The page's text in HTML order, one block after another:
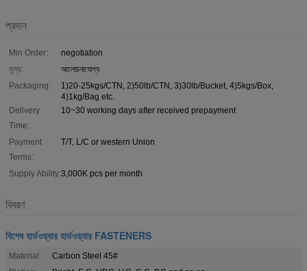
প্রদান
Min Order:
negotiation
মূল্য:
আলোচনাযোগ্য
Packaging:
1)20-25kgs/CTN, 2)50lb/CTN, 3)30lb/Bucket, 4)5kgs/Box,
4)1kg/Bag etc.
Delivery
Time:
10~30 working days after received prepayment
Payment
Terms:
T/T, L/C or western Union
Supply Ability:3,000K pcs per month
বিবরণ
বিশেষ হার্ডওয়্যার হার্ডওয়্যার FASTENERS
Material:
Carbon Steel 45#